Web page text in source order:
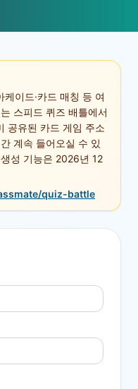
이드·카드 매칭 등 여
스피드 퀴즈 배틀에서
공유된 카드 게임 주소
계속 들어오실 수 있
성 기능은 2026년 12
quiz-battle